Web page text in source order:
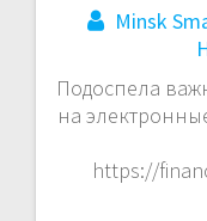
Minsk
Подоспела
на
https://